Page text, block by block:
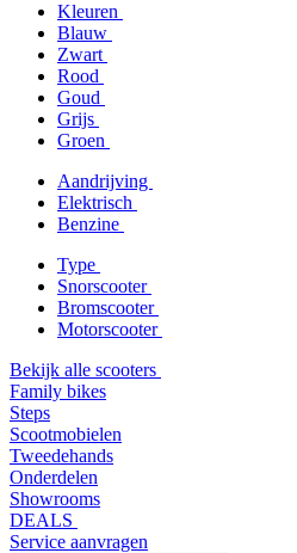
Kleuren
Blauw
Zwart
Rood
Goud
Grijs
Groen
Aandrijving
Elektrisch
Benzine
Type
Snorscooter
Bromscooter
Motorscooter
Bekijk alle scooters
Family bikes
Steps
Scootmobielen
Tweedehands
Onderdelen
Showrooms
DEALS
Service aanvragen